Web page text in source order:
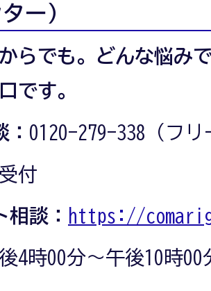
ー）
らでも。どんな悩み
です。
0120-279-338（フ
付
相談： https://
4時00分～午後10時